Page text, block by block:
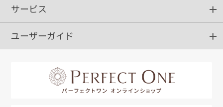
ショッピングガイド
ご注文方法
送料・配送
クーポンご利用方法
サービス
定期購入
ポイントサービス
お知らせメール
ユーザーガイド